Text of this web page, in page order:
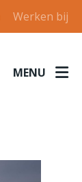
Werken bij
MENU